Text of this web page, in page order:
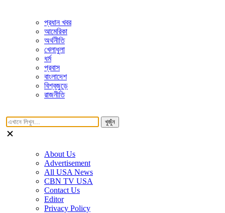
প্রধান খবর
আমেরিকা
অর্থনীতি
খেলাধুলা
ধর্ম
প্রবাস
বাংলাদেশ
বিশ্বজুড়ে
রাজনীতি
খুজুঁন
About Us
Advertisement
All USA News
CBN TV USA
Contact Us
Editor
Privacy Policy